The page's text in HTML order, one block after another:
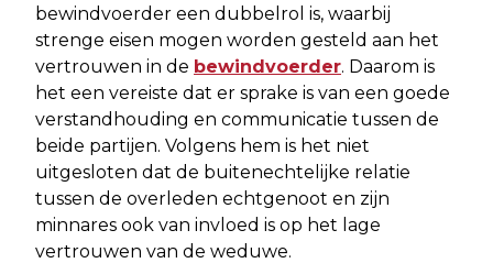
bewindvoerder een dubbelrol is, waarbij
strenge eisen mogen worden gesteld aan het
vertrouwen in de bewindvoerder. Daarom is
het een vereiste dat er sprake is van een goede
verstandhouding en communicatie tussen de
beide partijen. Volgens hem is het niet
uitgesloten dat de buitenechtelijke relatie
tussen de overleden echtgenoot en zijn
minnares ook van invloed is op het lage
vertrouwen van de weduwe.